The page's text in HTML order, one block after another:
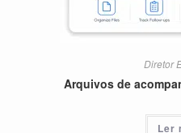
Diretor
Arquivos de
Ler